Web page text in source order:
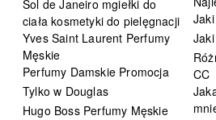
Sol de Janeiro mgiełki do
ciała kosmetyki do pielęgnacji
Yves Saint Laurent Perfumy
Męskie
Perfumy Damskie Promocja
Tylko w Douglas
Hugo Boss Perfumy Męskie
CC